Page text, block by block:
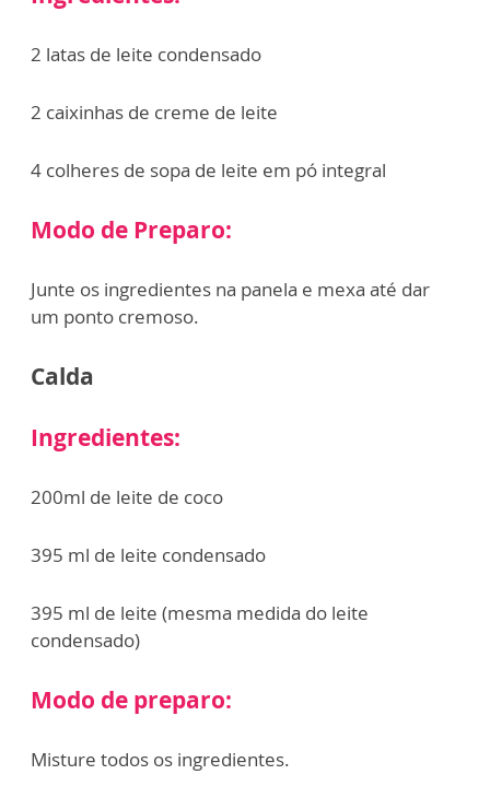
2 latas de leite condensado
2 caixinhas de creme de leite
4 colheres de sopa de leite em pó integral
Modo de Preparo:
Junte os ingredientes na panela e mexa até dar
um ponto cremoso.
Calda
Ingredientes:
200ml de leite de coco
395 ml de leite condensado
395 ml de leite (mesma medida do leite
condensado)
Modo de preparo:
Misture todos os ingredientes.